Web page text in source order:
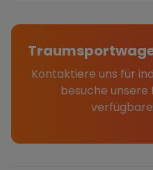
Kontaktiere uns für
besuche unsere